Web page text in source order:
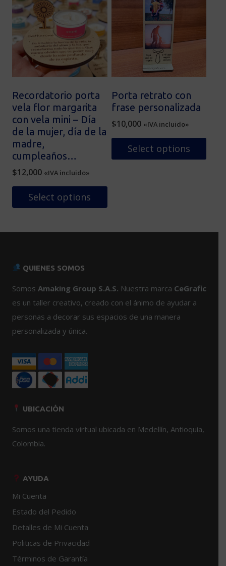
tiene
múltiples
variantes.
Las
opciones
pueden
elegir
en
la
página
de
producto
Recordatorio porta
vela flor margarita
con vela mini – Día
de la mujer, día de la
madre,
cumpleaños…
$12,000 «IVA incluido»
Select options
variantes.
Las
opciones
elegir
en
página
de
producto
Porta retrato con
frase personalizada
$10,000 «IVA incluido»
Select options
QUIENES SOMOS
Somos Amaking Group S.A.S. Nuestra marca CeGrafic
es un taller creativo, creado con el ánimo de ayudar a
personas a decorar sus espacios de una manera
personalizada y única.
UBICACIÓN
Somos una tienda virtual ubicada en Medellín, Antioquia,
Colombia.
AYUDA
Mi Cuenta
Estado del Pedido
Detalles de Mi Cuenta
Politicas de Privacidad
Términos de Garantía